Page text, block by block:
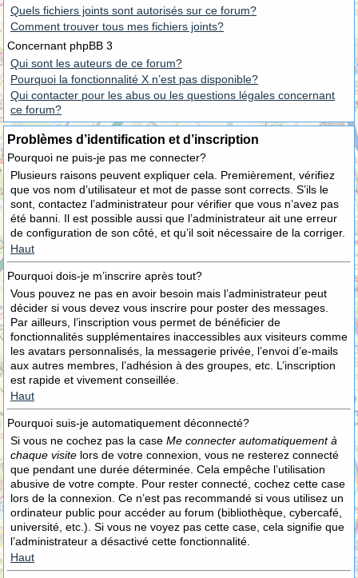
Quels fichiers joints sont autorisés sur ce forum?
Comment trouver tous mes fichiers joints?
Concernant phpBB 3
Qui sont les auteurs de ce forum?
Pourquoi la fonctionnalité X n’est pas disponible?
Qui contacter pour les abus ou les questions légales concernant
ce forum?
Problèmes d’identification et d’inscription
Pourquoi ne puis-je pas me connecter?
Plusieurs raisons peuvent expliquer cela. Premièrement, vérifiez
que vos nom d’utilisateur et mot de passe sont corrects. S’ils le
sont, contactez l’administrateur pour vérifier que vous n’avez pas
été banni. Il est possible aussi que l’administrateur ait une erreur
de configuration de son côté, et qu’il soit nécessaire de la corriger.
Haut
Pourquoi dois-je m’inscrire après tout?
Vous pouvez ne pas en avoir besoin mais l’administrateur peut
décider si vous devez vous inscrire pour poster des messages.
Par ailleurs, l’inscription vous permet de bénéficier de
fonctionnalités supplémentaires inaccessibles aux visiteurs comme
les avatars personnalisés, la messagerie privée, l’envoi d’e-mails
aux autres membres, l’adhésion à des groupes, etc. L’inscription
est rapide et vivement conseillée.
Haut
Pourquoi suis-je automatiquement déconnecté?
Si vous ne cochez pas la case Me connecter automatiquement à
chaque visite lors de votre connexion, vous ne resterez connecté
que pendant une durée déterminée. Cela empêche l’utilisation
abusive de votre compte. Pour rester connecté, cochez cette case
lors de la connexion. Ce n’est pas recommandé si vous utilisez un
ordinateur public pour accéder au forum (bibliothèque, cybercafé,
université, etc.). Si vous ne voyez pas cette case, cela signifie que
l’administrateur a désactivé cette fonctionnalité.
Haut